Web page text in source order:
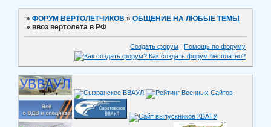
»ФОРУМ ВЕРТОЛЕТЧИКОВ »ОБЩЕНИЕ НА ЛЮБЫЕ ТЕМЫ
»ввоз вертолета в РФ
Создать форум | Помощь по форуму